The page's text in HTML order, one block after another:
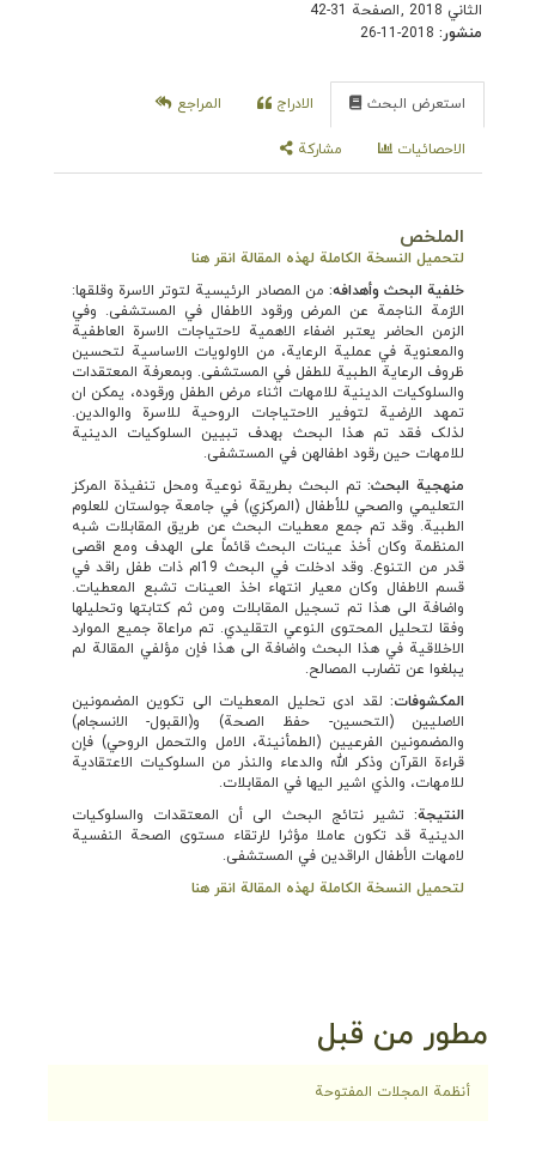
الثاني 2018
,الصفحة 31-42
منشور:
استعرض البحث الادراج المراجع
الاحصائيات مشاركة
الملخص
لتحميل النسخة الكاملة لهذه المقالة انقر هنا
خلفية البحث وأهدافه: من المصادر الرئيسية لتوتر الاسرة وقلقها:
الازمة الناجمة عن المرض ورقود الاطفال في المستشفى. وفي
الزمن الحاضر يعتبر اضفاء الاهمية لاحتياجات الاسرة العاطفية
والمعنوية في عملية الرعاية، من الاولويات الاساسية لتحسين
ظروف الرعاية الطبية للطفل في المستشفى. وبمعرفة المعتقدات
والسلوكيات الدينية للامهات اثناء مرض الطفل ورقوده، يمكن ان
تمهد الارضية لتوفير الاحتياجات الروحية للاسرة والوالدين.
لذلک فقد تم هذا البحث بهدف تبيين السلوكيات الدينية
للامهات حين رقود اطفالهن في المستشفى.
منهجية البحث:تم البحث بطريقة نوعية ومحل تنفيذة المركز
التعليمي والصحي للأطفال (المركزي) في جامعة جولستان للعلوم
الطبية. وقد تم جمع معطيات البحث عن طريق المقابلات شبه
المنظمة وكان أخذ عينات البحث قائماً على الهدف ومع اقصى
قدر من التنوع. وقد ادخلت في البحث 19ام ذات طفل راقد في
قسم الاطفال وكان معيار انتهاء اخذ العينات تشبع المعطيات.
واضافة الى هذا تم تسجيل المقابلات ومن ثم كتابتها وتحليلها
وفقا لتحليل المحتوى النوعي التقليدي. تم مراعاة جميع الموارد
الاخلاقية في هذا البحث واضافة الى هذا فإن مؤلفي المقالة لم
يبلغوا عن تضارب المصالح.
المكشوفات: لقد ادى تحليل المعطيات الى تكوين المضمونين
الاصليين (التحسين- حفظ الصحة) و(القبول- الانسجام)
والمضمونين الفرعيين (الطمأنينة، الامل والتحمل الروحي) فإن
قراءة القرآن وذكر الله والدعاء والنذر من السلوكيات الاعتقادية
للامهات، والذي اشير اليها في المقابلات.
النتیجة: تشير نتائج البحث الى أن المعتقدات والسلوكيات
الدينية قد تكون عاملا مؤثرا لارتقاء مستوى الصحة النفسية
لامهات الأطفال الراقدين في المستشفى.
لتحميل النسخة الكاملة لهذه المقالة انقر هنا
مطور من قبل
أنظمة المجلات المفتوحة